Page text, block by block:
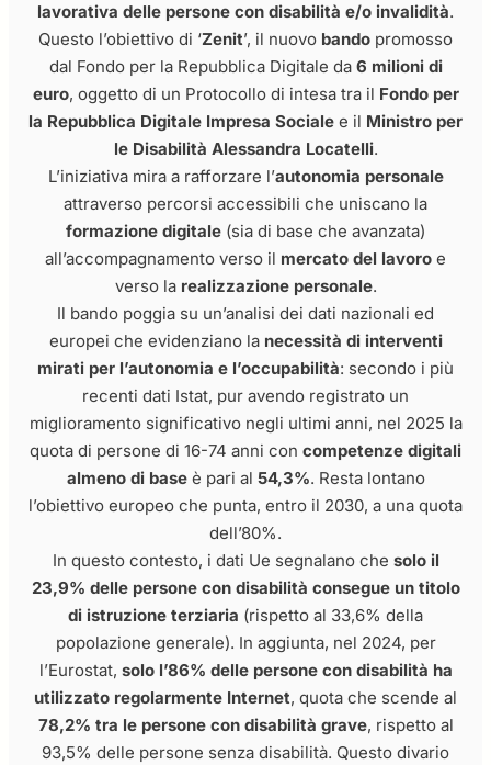
lavorativa delle persone con disabilità e/o invalidità.
Questo l’obiettivo di ‘Zenit’, il nuovo bando promosso
dal Fondo per la Repubblica Digitale da 6 milioni di
euro, oggetto di un Protocollo di intesa tra il Fondo per
la Repubblica Digitale Impresa Sociale e il Ministro per
le Disabilità Alessandra Locatelli.
L’iniziativa mira a rafforzare l’autonomia personale
attraverso percorsi accessibili che uniscano la
formazione digitale (sia di base che avanzata)
all’accompagnamento verso il mercato del lavoro e
verso larealizzazione personale.
Il bando poggia su un’analisi dei dati nazionali ed
europei che evidenziano la necessità di interventi
mirati per l’autonomia e l’occupabilità: secondo i più
recenti dati Istat, pur avendo registrato un
miglioramento significativo negli ultimi anni, nel 2025 la
quota di persone di 16-74 anni con competenze digitali
almeno di baseè pari al 54,3%. Resta lontano
l’obiettivo europeo che punta, entro il 2030, a una quota
dell’80%.
In questo contesto, i dati Ue segnalano che solo il
23,9% delle persone con disabilità consegue un titolo
di istruzione terziaria (rispetto al 33,6% della
popolazione generale). In aggiunta, nel 2024, per
l’Eurostat, solo l’86% delle persone con disabilità ha
utilizzato regolarmente Internet, quota che scende al
78,2% tra le persone con disabilità grave, rispetto al
93,5% delle persone senza disabilità. Questo divario